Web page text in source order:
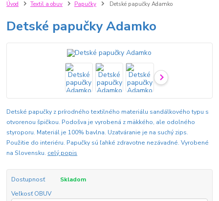
Úvod Textil a obuv Papučky Detské papučky Adamko
Detské papučky Adamko
Detské papučky z prírodného textilného materiálu sandálkového typu s
otvorenou špičkou. Podošva je vyrobená z mäkkého, ale odolného
styroporu. Materiál je 100% bavlna. Uzatváranie je na suchý zips.
Použitie do interiéru. Papučky sú ľahké zdravotne nezávadné. Vyrobené
na Slovensku. celý popis
Dostupnosť
Skladom
Veľkosť OBUV